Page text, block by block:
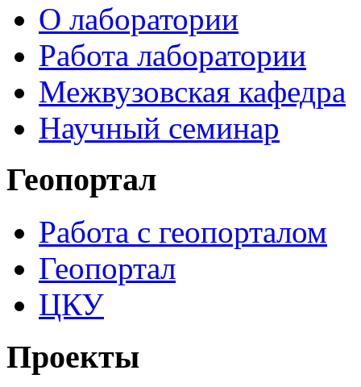
О лаборатории
Работа лаборатории
Межвузовская кафедра
Научный семинар
Геопортал
Работа с геопорталом
Геопортал
ЦКУ
Проекты